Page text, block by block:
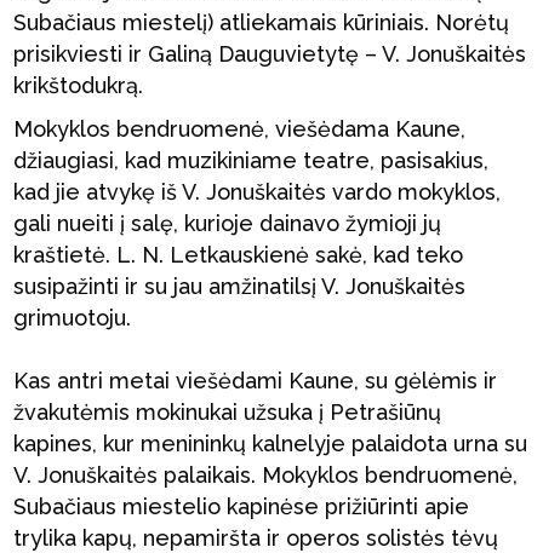
Subačiaus miestelį) atliekamais kūriniais. Norėtų
prisikviesti ir Galiną Dauguvietytę – V. Jonuškaitės
krikštodukrą.
Mokyklos bendruomenė, viešėdama Kaune,
džiaugiasi, kad muzikiniame teatre, pasisakius,
kad jie atvykę iš V. Jonuškaitės vardo mokyklos,
gali nueiti į salę, kurioje dainavo žymioji jų
kraštietė. L. N. Letkauskienė sakė, kad teko
susipažinti ir su jau amžinatilsį V. Jonuškaitės
grimuotoju.
Kas antri metai viešėdami Kaune, su gėlėmis ir
žvakutėmis mokinukai užsuka į Petrašiūnų
kapines, kur menininkų kalnelyje palaidota urna su
V. Jonuškaitės palaikais. Mokyklos bendruomenė,
Subačiaus miestelio kapinėse prižiūrinti apie
trylika kapų, nepamiršta ir operos solistės tėvų